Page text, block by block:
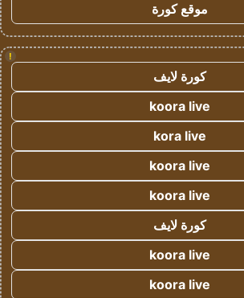
موقع كورة
!
كورة لايف
koora live
kora live
koora live
koora live
كورة لايف
koora live
koora live